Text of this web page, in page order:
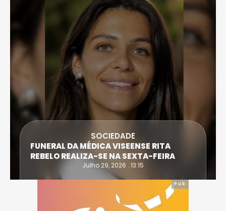
SOCIEDADE
FUNERAL DA MÉDICA VISEENSE RITA
REBELO REALIZA-SE NA SEXTA-FEIRA
Julho 29, 2026 . 13:15
Pub